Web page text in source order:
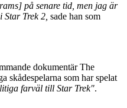
på senare tid, men jag är
Trek 2, sade han som
dokumentär The
skådespelarna som har spelat
farväl till Star Trek".